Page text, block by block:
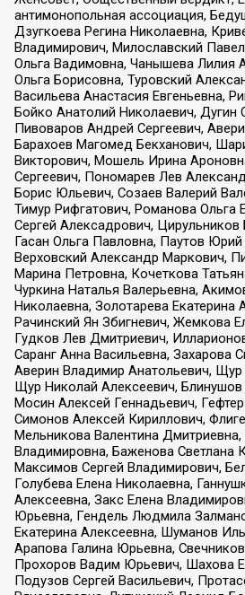
антимонопольная ассоциация,
Дзугкоева Регина Николаевна,
Владимирович, Милославский
Ольга Вадимовна, Чанышева Лилия
Ольга Борисовна, Туровский
Васильева Анастасия Евгеньевна,
Бойко Анатолий Николаевич, Дугин
Пивоваров Андрей Сергеевич,
Барахоев Магомед Бекханович,
Викторович, Мошель Ирина
Сергеевич, Пономарев Лев
Борис Юльевич, Созаев Валерий
Тимур Рифгатович, Романова Ольга
Сергей Алексадрович, Цирульников
Гасан Ольга Павловна, Паутов
Верховский Александр Маркович,
Марина Петровна, Кочеткова
Чуркина Наталья Валерьевна,
Николаевна, Золотарева Екатерина
Рачинский Ян Збигневич, Жемкова
Гудков Лев Дмитриевич,
Саранг Анна Васильевна, Захарова
Аверин Владимир Анатольевич, Щур
Щур Николай Алексеевич,
Мосин Алексей Геннадьевич,
Симонов Алексей Кириллович,
Мельникова Валентина Дмитриевна,
Владимировна, Баженова Светлана
Максимов Сергей Владимирович,
Голубева Елена Николаевна,
Алексеевна, Закс Елена
Юрьевна, Гендель Людмила
Екатерина Алексеевна, Шуманов
Арапова Галина Юрьевна,
Прохоров Вадим Юрьевич, Шахова
Подузов Сергей Васильевич,